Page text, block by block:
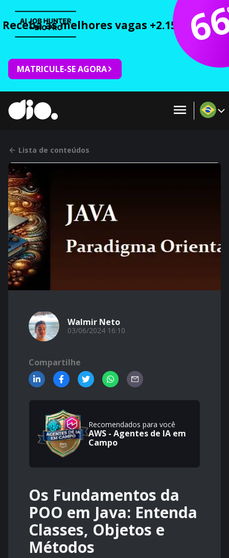
Receba as melhores vagas +2.150 cursos
MATRICULE-SE AGORA
Lista de conteúdos
Walmir Neto
03/06/2024 16:10
Compartilhe
Recomendados para você
AWS - Agentes de IA em
Campo
Os Fundamentos da
POO em Java: Entenda
Classes, Objetos e
Métodos